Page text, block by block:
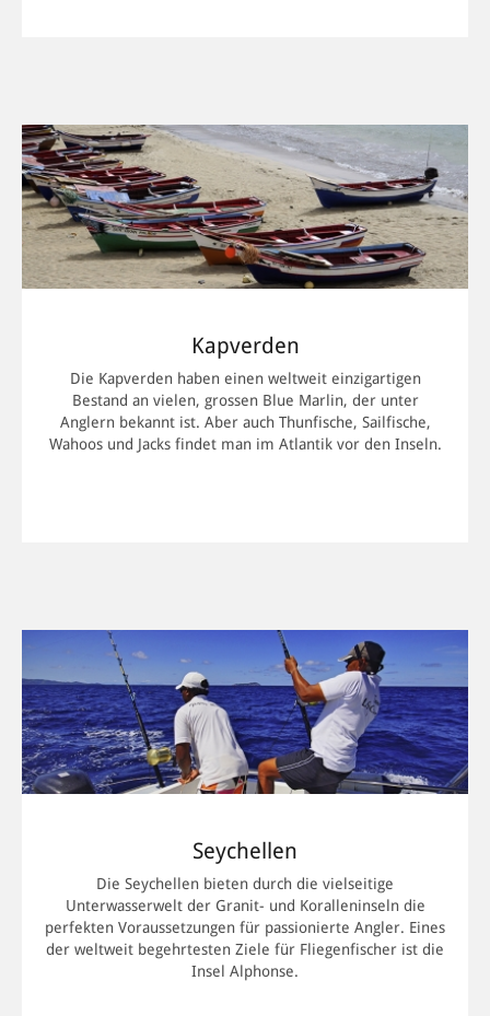
Kapverden
Die Kapverden haben einen weltweit einzigartigen
Bestand an vielen, grossen Blue Marlin, der unter
Anglern bekannt ist. Aber auch Thunfische, Sailfische,
Wahoos und Jacks findet man im Atlantik vor den Inseln.
Seychellen
Die Seychellen bieten durch die vielseitige
Unterwasserwelt der Granit- und Koralleninseln die
perfekten Voraussetzungen für passionierte Angler. Eines
der weltweit begehrtesten Ziele für Fliegenfischer ist die
Insel Alphonse.